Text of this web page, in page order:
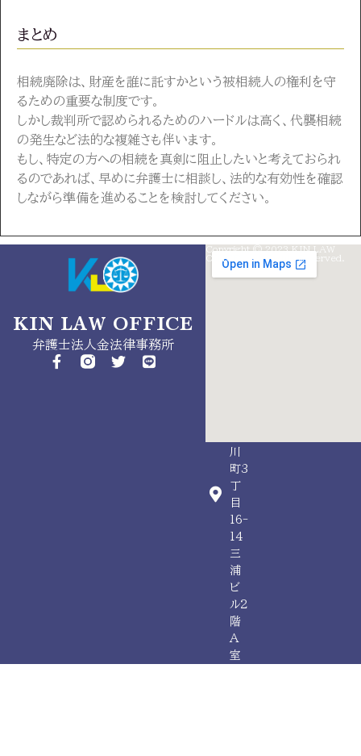
まとめ
相続廃除は、財産を誰に託すかという被相続人の権利を守
るための重要な制度です。
しかし裁判所で認められるためのハードルは高く、代襲相続
の発生など法的な複雑さも伴います。
もし、特定の方への相続を真剣に阻止したいと考えておられ
るのであれば、早めに弁護士に相談し、法的な有効性を確認
しながら準備を進めることを検討してください。
KIN LAW OFFICE
弁護士法人金法律事務所
info@kinlaw.jp
050-
川
町3
丁
目
16-
14
三
浦
ビ
ル2
階
A
室
Copyright © 2023 KIN LAW
OffICES. All Rights Reserved.